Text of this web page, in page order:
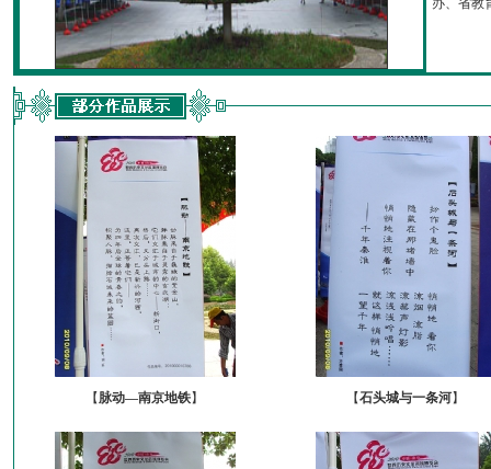
办、省教
【脉动—南京地铁】 【石头城与一条河】